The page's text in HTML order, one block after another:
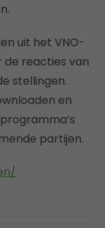
uit het VNO-
de reacties van
stellingen.
en
partijen.